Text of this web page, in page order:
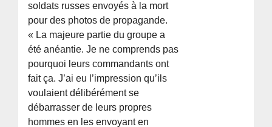
soldats russes envoyés à la mort
pour des photos de propagande.
« La majeure partie du groupe a
été anéantie. Je ne comprends pas
pourquoi leurs commandants ont
fait ça. J’ai eu l’impression qu’ils
voulaient délibérément se
débarrasser de leurs propres
hommes en les envoyant en